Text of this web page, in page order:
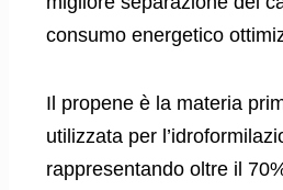
consumo energetico
Il propene è la materia
utilizzata per
rappresentando oltre il